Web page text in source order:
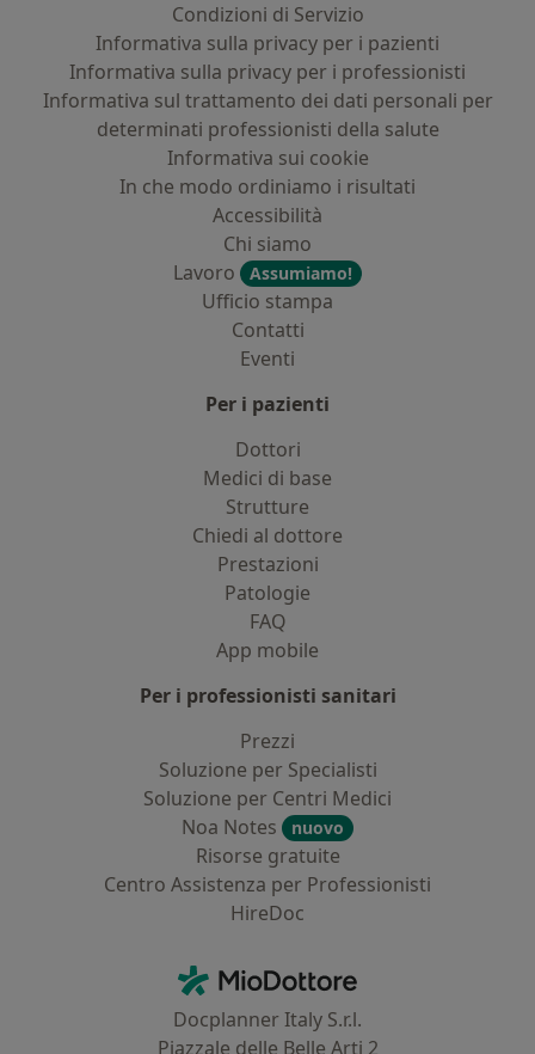
Condizioni di Servizio
Informativa sulla privacy per i pazienti
Informativa sulla privacy per i professionisti
Informativa sul trattamento dei dati personali per
determinati professionisti della salute
Informativa sui cookie
In che modo ordiniamo i risultati
Accessibilità
Chi siamo
Lavoro
Assumiamo!
Ufficio stampa
Contatti
Eventi
Per i pazienti
Dottori
Medici di base
Strutture
Chiedi al dottore
Prestazioni
Patologie
FAQ
App mobile
Per i professionisti sanitari
Prezzi
Soluzione per Specialisti
Soluzione per Centri Medici
Noa Notes
nuovo
Risorse gratuite
Centro Assistenza per Professionisti
HireDoc
MioDottore - Homepage
Docplanner Italy S.r.l.
Piazzale delle Belle Arti 2